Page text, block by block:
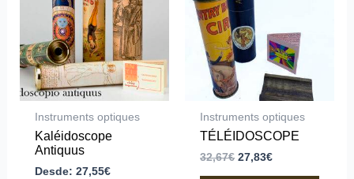
Instruments optiques
Kaléidoscope
Antiquus
Desde: 27,55€
variations.
Les
options
peuvent
être
choisies
sur
la
page
du
produit
Instruments optiques
TÉLÉIDOSCOPE
32,67€ 27,83€
variations.
Les
options
peuvent
être
choisies
sur
la
page
du
produit